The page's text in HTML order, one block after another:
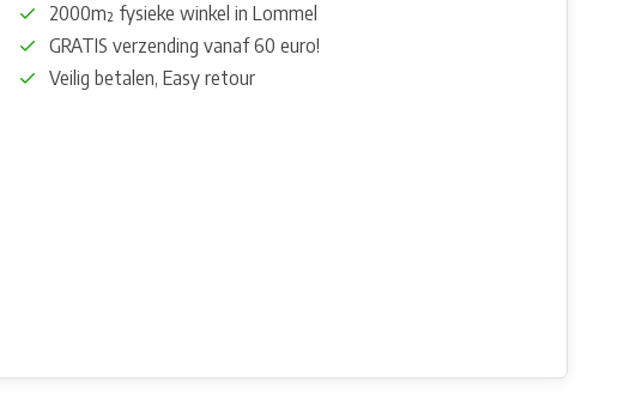
2000m² fysieke winkel in Lommel
GRATIS verzending vanaf 60 euro!
Veilig betalen, Easy retour